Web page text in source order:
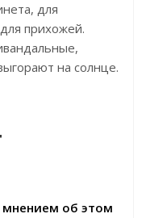
для
прихожей.
на солнце.
мнением об этом